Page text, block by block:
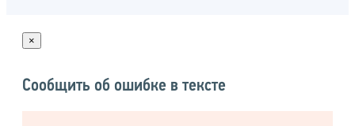
×
Сообщить об ошибке в тексте